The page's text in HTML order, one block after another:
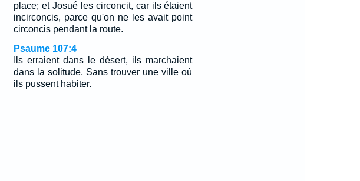
place; et Josué les circoncit, car ils étaient
incirconcis, parce qu'on ne les avait point
circoncis pendant la route.
Psaume 107:4
Ils erraient dans le désert, ils marchaient
dans la solitude, Sans trouver une ville où
ils pussent habiter.